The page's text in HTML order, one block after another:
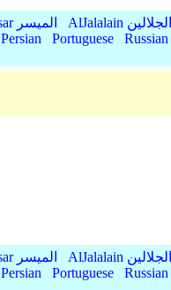
AlMuyassar الميسر AlJalalain الجلالين
Persian Portuguese Russian
AlMuyassar الميسر AlJalalain الجلالين
Persian Portuguese Russian